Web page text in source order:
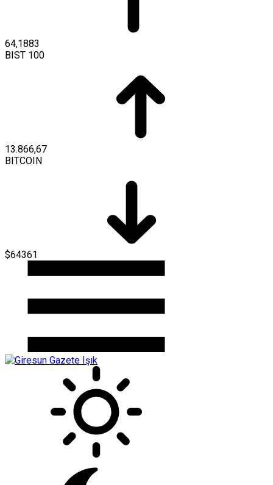
64,1883
BIST 100
13.866,67
BITCOIN
$64361